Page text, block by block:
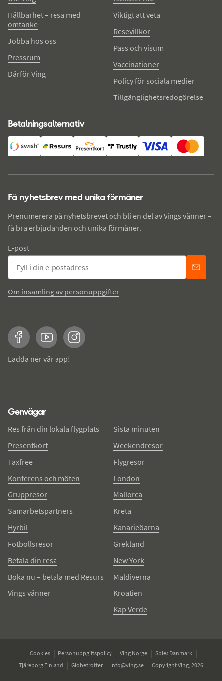
Hållbarhet – resa med
omtanke
Jobba hos oss
Pressrum
Därför Ving
Viktigt att veta
Resevillkor
Pass och visum
Vaccinationer
Policy för sociala medier
Tillgänglighetsredogörelse
Betalningsalternativ
Få nyhetsbrev med unika förmåner
Prenumerera på nyhetsbrevet och bli en del av Vings vänner –
få bra erbjudanden och unika förmåner.
E-post
Om insamling av personuppgifter
FacebookYouTubeInstagram
Ladda ner vår app!
Genvägar
Res från din lokala flygplats
Presentkort
Taxfree
Konferens och möten
Gruppresor
Samarbetspartners
Hyrbil
Fotbollsresor
Betala din resa
Boka nu – betala med Resurs
Vings vänner
Sista minuten
Weekendresor
Flygresor
London
Mallorca
Kreta
Kanarieöarna
Grekland
New York
Maldiverna
Kroatien
Kap Verde
Cookies Personuppgiftspolicy Ving Norge
Spies Danmark
Tjäreborg Finland
Globetrotter info@ving.se Copyright Ving, 2026